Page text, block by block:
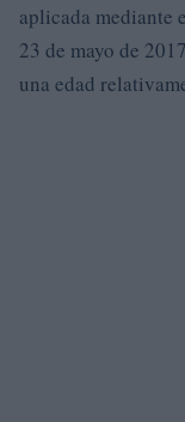
aplicada mediante
23 de mayo de
una edad